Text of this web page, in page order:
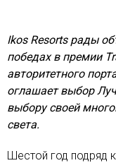
Ikos Resorts рады
победах в премии
авторитетного
оглашает выбор
выбору своей
света.
Шестой год подряд